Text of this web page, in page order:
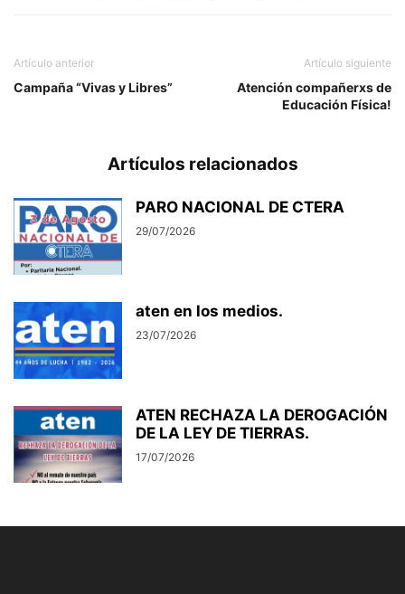
Artículo anterior
Campaña “Vivas y Libres”
Artículo siguiente
Atención compañerxs de
Educación Física!
Artículos relacionados
PARO NACIONAL DE CTERA
29/07/2026
aten en los medios.
23/07/2026
ATEN RECHAZA LA DEROGACIÓN
DE LA LEY DE TIERRAS.
17/07/2026